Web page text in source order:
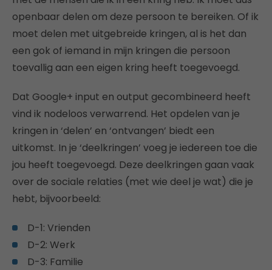
openbaar delen om deze persoon te bereiken. Of ik
moet delen met uitgebreide kringen, al is het dan
een gok of iemand in mijn kringen die persoon
toevallig aan een eigen kring heeft toegevoegd.
Dat Google+ input en output gecombineerd heeft
vind ik nodeloos verwarrend. Het opdelen van je
kringen in ‘delen’ en ‘ontvangen’ biedt een
uitkomst. In je ‘deelkringen’ voeg je iedereen toe die
jou heeft toegevoegd. Deze deelkringen gaan vaak
over de sociale relaties (met wie deel je wat) die je
hebt, bijvoorbeeld:
D-1: Vrienden
D-2: Werk
D-3: Familie